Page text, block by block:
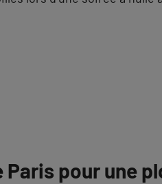
Paris pour une